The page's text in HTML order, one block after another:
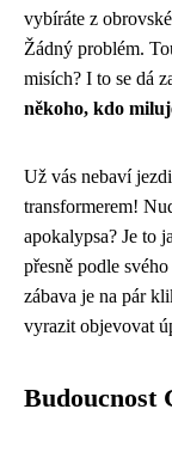
vybíráte z
Žádný problém.
misích? I to se dá
někoho, kdo
Už vás nebaví
transformerem!
apokalypsa? Je to
přesně podle
zábava je na pár
vyrazit objevovat
Budoucnost